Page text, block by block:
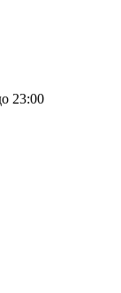
23:00